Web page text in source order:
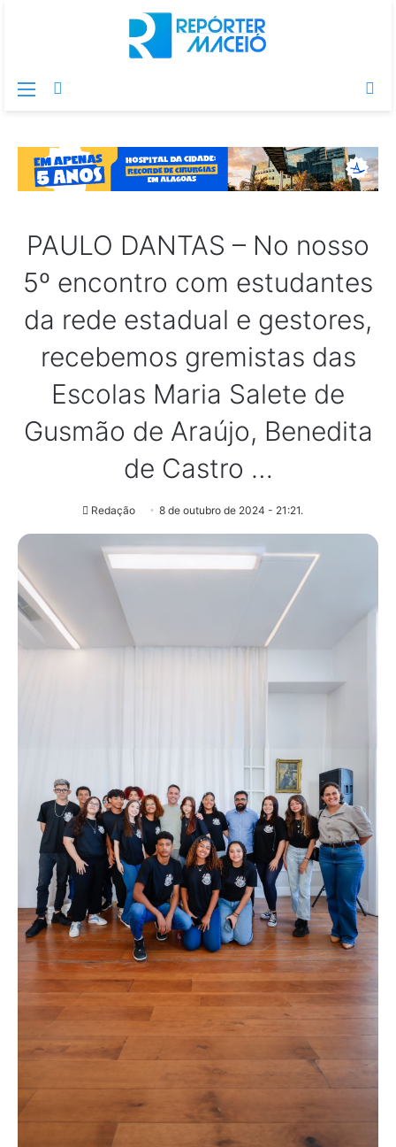
Menu
PAULO DANTAS – No nosso
5º encontro com estudantes
da rede estadual e gestores,
recebemos gremistas das
Escolas Maria Salete de
Gusmão de Araújo, Benedita
de Castro …
Redação 8 de outubro de 2024 - 21:21.